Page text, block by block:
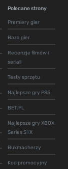
Polecane strony
Premiery gier
Baza gier
Recenzje filmów i
seriali
Testy sprzętu
Najlepsze gry PS5
BET.PL
Najlepsze gry XBOX
Series S i X
Bukmacherzy
Kod promocyjny